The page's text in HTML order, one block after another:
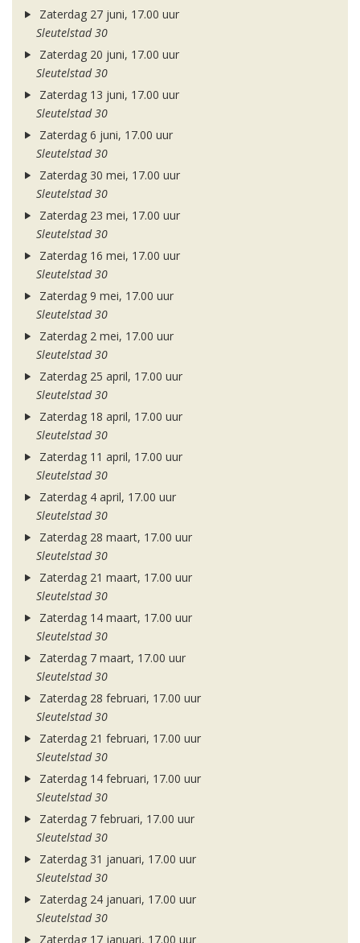
Zaterdag 27 juni, 17.00 uur
Sleutelstad 30
Zaterdag 20 juni, 17.00 uur
Sleutelstad 30
Zaterdag 13 juni, 17.00 uur
Sleutelstad 30
Zaterdag 6 juni, 17.00 uur
Sleutelstad 30
Zaterdag 30 mei, 17.00 uur
Sleutelstad 30
Zaterdag 23 mei, 17.00 uur
Sleutelstad 30
Zaterdag 16 mei, 17.00 uur
Sleutelstad 30
Zaterdag 9 mei, 17.00 uur
Sleutelstad 30
Zaterdag 2 mei, 17.00 uur
Sleutelstad 30
Zaterdag 25 april, 17.00 uur
Sleutelstad 30
Zaterdag 18 april, 17.00 uur
Sleutelstad 30
Zaterdag 11 april, 17.00 uur
Sleutelstad 30
Zaterdag 4 april, 17.00 uur
Sleutelstad 30
Zaterdag 28 maart, 17.00 uur
Sleutelstad 30
Zaterdag 21 maart, 17.00 uur
Sleutelstad 30
Zaterdag 14 maart, 17.00 uur
Sleutelstad 30
Zaterdag 7 maart, 17.00 uur
Sleutelstad 30
Zaterdag 28 februari, 17.00 uur
Sleutelstad 30
Zaterdag 21 februari, 17.00 uur
Sleutelstad 30
Zaterdag 14 februari, 17.00 uur
Sleutelstad 30
Zaterdag 7 februari, 17.00 uur
Sleutelstad 30
Zaterdag 31 januari, 17.00 uur
Sleutelstad 30
Zaterdag 24 januari, 17.00 uur
Sleutelstad 30
Zaterdag 17 januari, 17.00 uur